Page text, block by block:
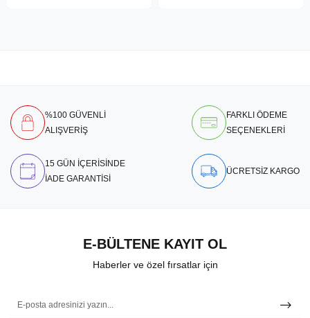
%100 GÜVENLİ
ALIŞVERİŞ
FARKLI ÖDEME
SEÇENEKLERİ
15 GÜN İÇERİSİNDE
İADE GARANTİSİ
ÜCRETSİZ KARGO
E-BÜLTENE KAYIT OL
Haberler ve özel fırsatlar için